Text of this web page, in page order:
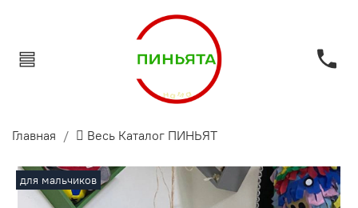
Главная  Весь Каталог ПИНЬЯТ
для мальчиков